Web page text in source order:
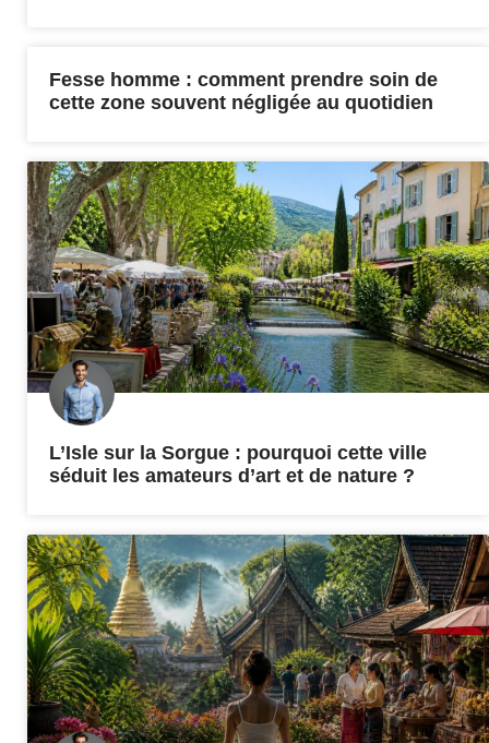
Fesse homme : comment prendre soin de
cette zone souvent négligée au quotidien
L’Isle sur la Sorgue : pourquoi cette ville
séduit les amateurs d’art et de nature ?